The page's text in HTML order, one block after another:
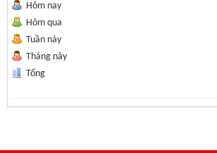
Hôm nay
Hôm qua
Tuần này
Tháng này
Tổng